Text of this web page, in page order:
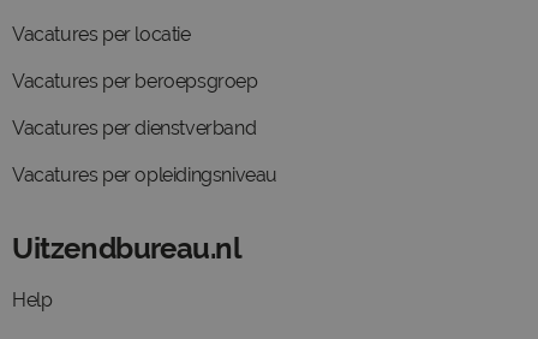
Vacatures per locatie
Vacatures per beroepsgroep
Vacatures per dienstverband
Vacatures per opleidingsniveau
Uitzendbureau.nl
Help